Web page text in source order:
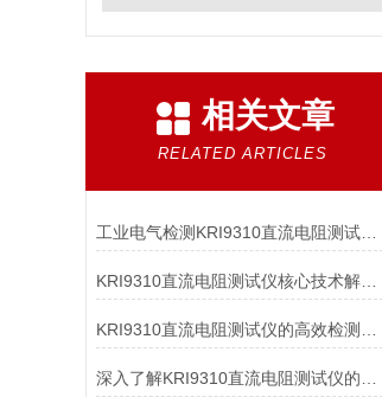
相关文章
RELATED ARTICLES
工业电气检测KRI9310直流电阻测试仪高效精准适配变压器/电机等多场景
KRI9310直流电阻测试仪核心技术解析：如何实现高精度微欧级电阻测量？